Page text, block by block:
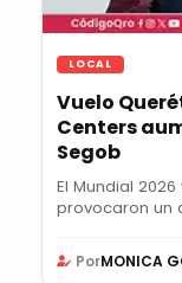
LOCAL
Vuelo
Centers
Segob
El Mundial
provocaron un
PorMONICA